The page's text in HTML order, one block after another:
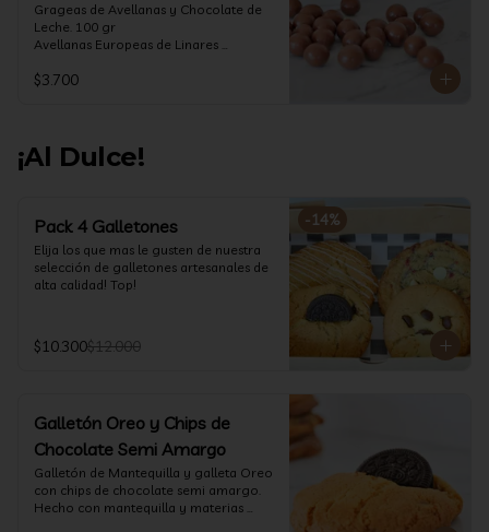
Grageas de Avellanas y Chocolate de
Leche. 100 gr
Avellanas Europeas de Linares
de leche.
$3.700
¡Al Dulce!
-14%
Pack 4 Galletones
Elija los que mas le gusten de nuestra
selección de galletones artesanales de
alta calidad! Top!
$10.300$12.000
Galletón Oreo y Chips de
Chocolate Semi Amargo
⁠Galletón de Mantequilla y galleta Oreo
con chips de chocolate semi amargo.
Hecho con mantequilla y materias